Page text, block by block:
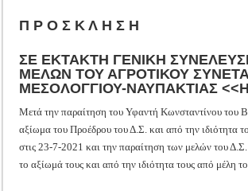
Η περίοδος συγκομιδής της Ελιάς ξεκίνησε…με
Ημερίδα: Τρέφοντας Βιώσιμα το Μέλλον: Η Δύναμη
Μελών
Ναυπακτίας
»Η
Ένωση»
Π Ρ Ο Σ Κ Λ Η Σ Η
ΣΕ EKTAKTH ΓΕΝΙΚΗ
ΜΕΛΩΝ ΤΟΥ ΑΓΡΟΤΙΚΟΥ
ΜΕΣΟΛΟΓΓΙΟΥ-ΝΑΥΠΑΚΤΙΑΣ
Μετά την παραίτηση του Υφαντή Κωνσταντίνου του
αξίωμα του Προέδρου του Δ.Σ. και από την ιδιότητα
στις 23-7-2021 και την παραίτηση των μελών του
το αξίωμά τους και από την ιδιότητα τους από μέλη